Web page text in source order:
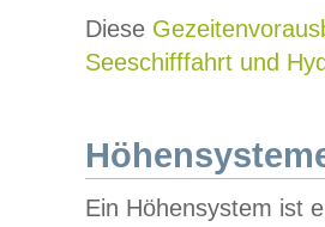
Diese
Seeschifffahrt und
Ein Höhensystem ist